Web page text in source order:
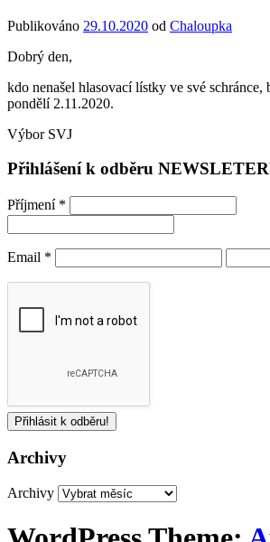
Publikováno 29.10.2020 od Chaloupka
Dobrý den,
kdo nenašel hlasovací lístky ve své
pondělí 2.11.2020.
Výbor SVJ
Přihlášení k odběru
Příjmení *
Email *
Archivy
Archivy